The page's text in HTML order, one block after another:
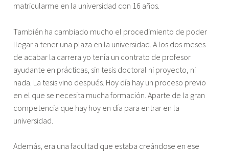
matricularme en la universidad con 16 años.
También ha cambiado mucho el procedimiento de poder
llegar a tener una plaza en la universidad. A los dos meses
de acabar la carrera yo tenía un contrato de profesor
ayudante en prácticas, sin tesis doctoral ni proyecto, ni
nada. La tesis vino después. Hoy día hay un proceso previo
en el que se necesita mucha formación. Aparte de la gran
competencia que hay hoy en día para entrar en la
universidad.
Además, era una facultad que estaba creándose en ese